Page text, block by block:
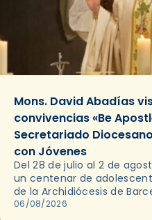
Mons. David Abadías
convivencias «Be
Secretariado
con Jóvenes
Del 28 de julio al 2 de
un centenar de
de la Archidiócesis de
en las convivencias Be
06/08/2026